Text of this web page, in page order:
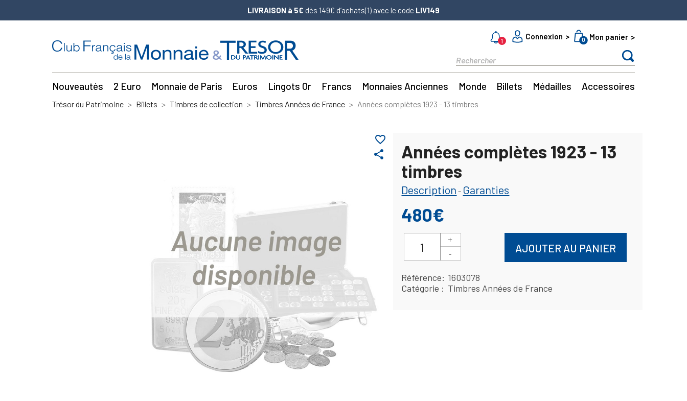
LIVRAISON à 5€ dès 149€ d’achats(1) avec le code LIV149
1
Connexion 0 Mon panier
Nouveautés 2 Euro Monnaie de Paris Euros Lingots Or Francs Monnaies Anciennes Monde Billets Médailles Accessoires
Trésor du Patrimoine Billets Timbres de collection Timbres Années de France Années complètes 1923 - 13 timbres
share
favorite_border
Années complètes 1923 - 13
timbres
Description - Garanties
480€
AJOUTER AU PANIER
Référence
1603078
Catégorie
Timbres Années de France